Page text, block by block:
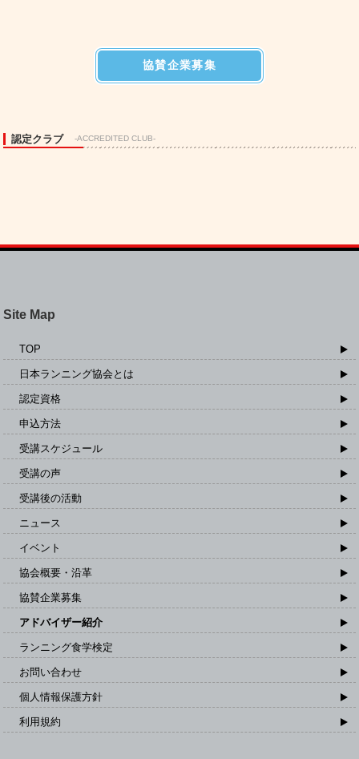
協賛企業募集
認定クラブ -ACCREDITED CLUB-
Site Map
TOP
日本ランニング協会とは
認定資格
申込方法
受講スケジュール
受講の声
受講後の活動
ニュース
イベント
協会概要・沿革
協賛企業募集
アドバイザー紹介
ランニング食学検定
お問い合わせ
個人情報保護方針
利用規約